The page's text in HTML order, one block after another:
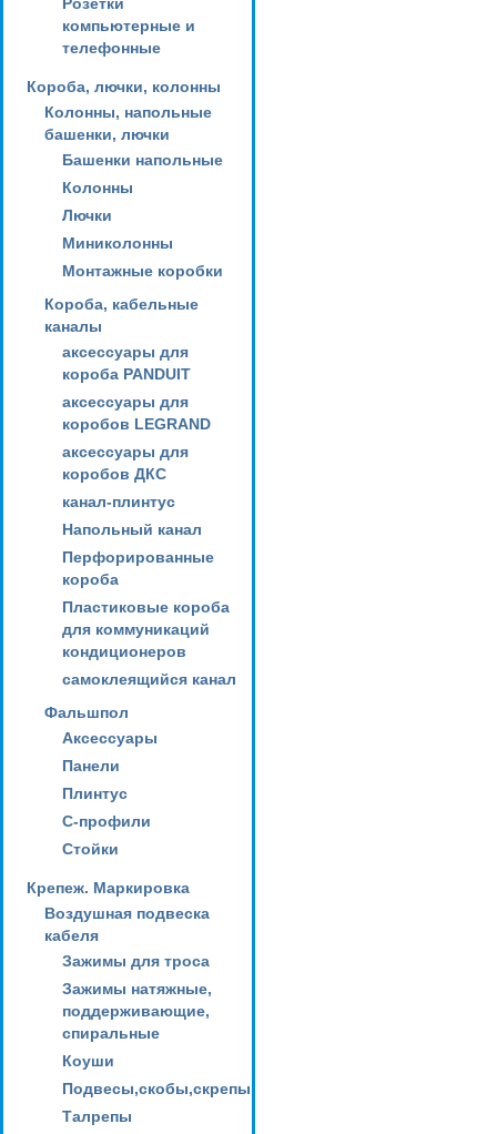
компьютерные и
телефонные
Короба, лючки, колонны
Колонны, напольные
башенки, лючки
Башенки напольные
Колонны
Лючки
Миниколонны
Монтажные коробки
Короба, кабельные
каналы
аксессуары для
короба PANDUIT
аксессуары для
коробов LEGRAND
аксессуары для
коробов ДКС
канал-плинтус
Напольный канал
Перфорированные
короба
Пластиковые короба
для коммуникаций
кондиционеров
самоклеящийся канал
Фальшпол
Аксессуары
Панели
Плинтус
С-профили
Стойки
Крепеж. Маркировка
Воздушная подвеска
кабеля
Зажимы для троса
Зажимы натяжные,
поддерживающие,
спиральные
Коуши
Подвесы,скобы,скрепы
Талрепы